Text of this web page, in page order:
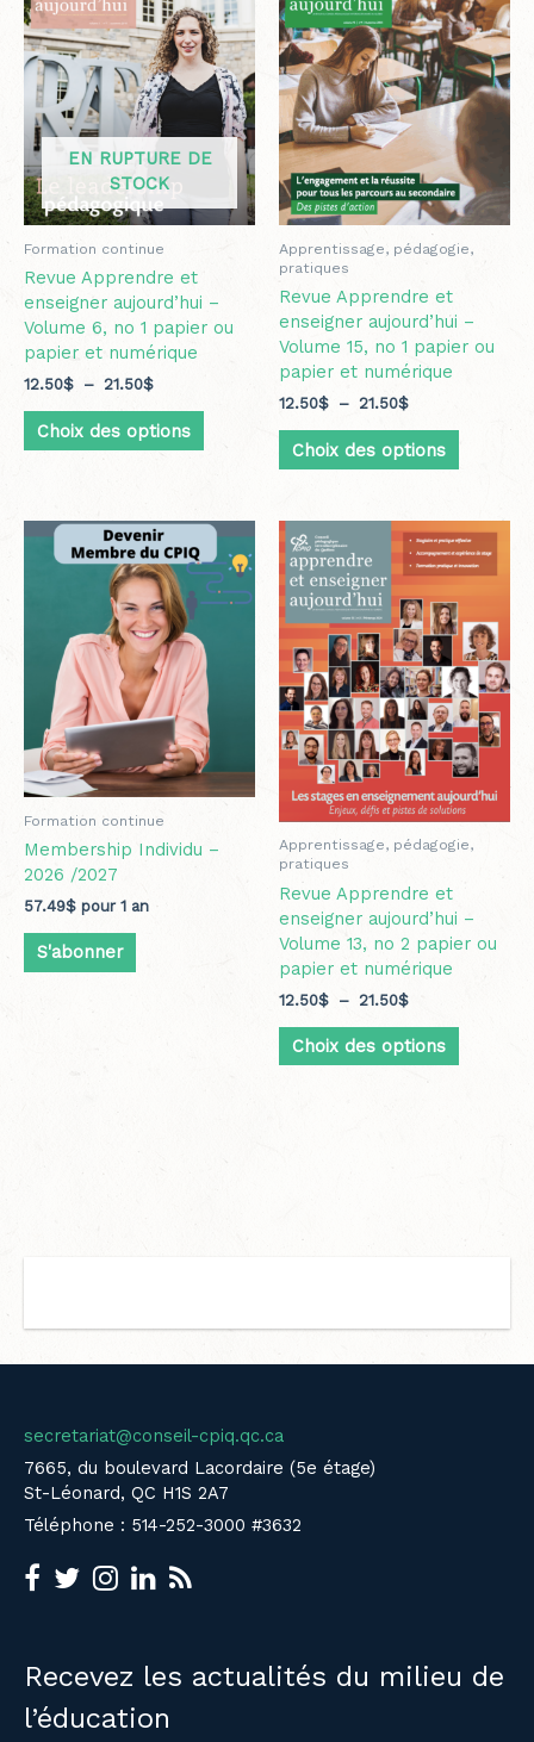
EN RUPTURE DE
STOCK
Formation continue
Revue Apprendre et
enseigner aujourd’hui –
Volume 6, no 1 papier ou
papier et numérique
12.50$ – 21.50$
à
21.50$
Choix des options
plusieurs
variations.
Les
options
peuvent
être
choisies
la
Apprentissage, pédagogie,
pratiques
Revue Apprendre et
enseigner aujourd’hui –
Volume 15, no 1 papier ou
papier et numérique
12.50$ – 21.50$
à
21.50$
Choix des options
plusieurs
Les
options
peuvent
être
choisies
sur
la
du
Formation continue
Membership Individu –
2026 /2027
57.49$ pour 1 an
S'abonner
Apprentissage, pédagogie,
pratiques
Revue Apprendre et
enseigner aujourd’hui –
Volume 13, no 2 papier ou
papier et numérique
12.50$ – 21.50$
Plage
de
prix :
à
21.50$
Choix des options
Ce
produit
a
plusieurs
Les
options
peuvent
être
choisies
sur
la
du
secretariat@conseil-cpiq.qc.ca
7665, du boulevard Lacordaire (5e étage)
St-Léonard, QC H1S 2A7
Téléphone : 514-252-3000 #3632
Recevez les actualités du milieu de
l’éducation